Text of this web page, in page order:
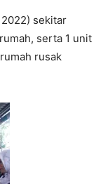
sekitar
serta 1 unit
rusak